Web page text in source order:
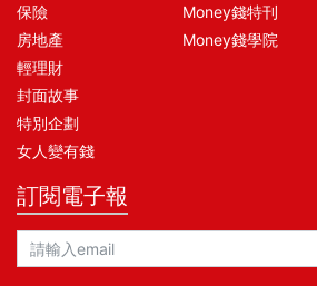
保險
房地產
輕理財
封面故事
特別企劃
女人變有錢
Money錢特刊
Money錢學院
訂閱電子報